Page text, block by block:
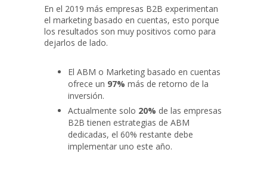
En el 2019 más empresas B2B experimentan
el marketing basado en cuentas, esto porque
los resultados son muy positivos como para
dejarlos de lado.
El ABM o Marketing basado en cuentas
ofrece un 97% más de retorno de la
inversión.
Actualmente solo 20% de las empresas
B2B tienen estrategias de ABM
dedicadas, el 60% restante debe
implementar uno este año.